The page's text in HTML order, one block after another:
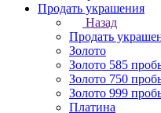
Продать украшения
Назад
Продать
Золото
Золото 585
Золото 750
Золото 999
Платина